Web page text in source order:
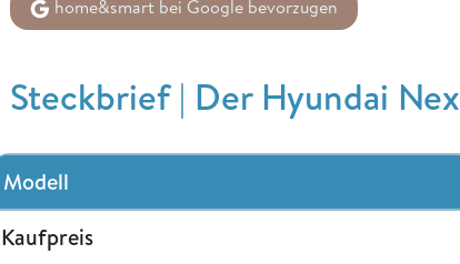
home&smart bei Google bevorzugen
Steckbrief | Der Hyundai
Modell
Kaufpreis